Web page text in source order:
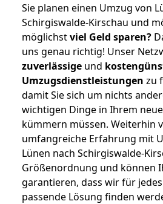
Sie planen einen Umzug von
Schirgiswalde-Kirschau und
möglichstviel Geld sparen?
uns genau richtig! Unser
zuverlässige und
Umzugsdienstleistungen zu
damit Sie sich um nichts
wichtigen Dinge in Ihrem
kümmern müssen. Weiterhin
umfangreiche Erfahrung mit
Lünen nach Schirgiswalde-
Größenordnung und können
garantieren, dass wir für
passende Lösung finden